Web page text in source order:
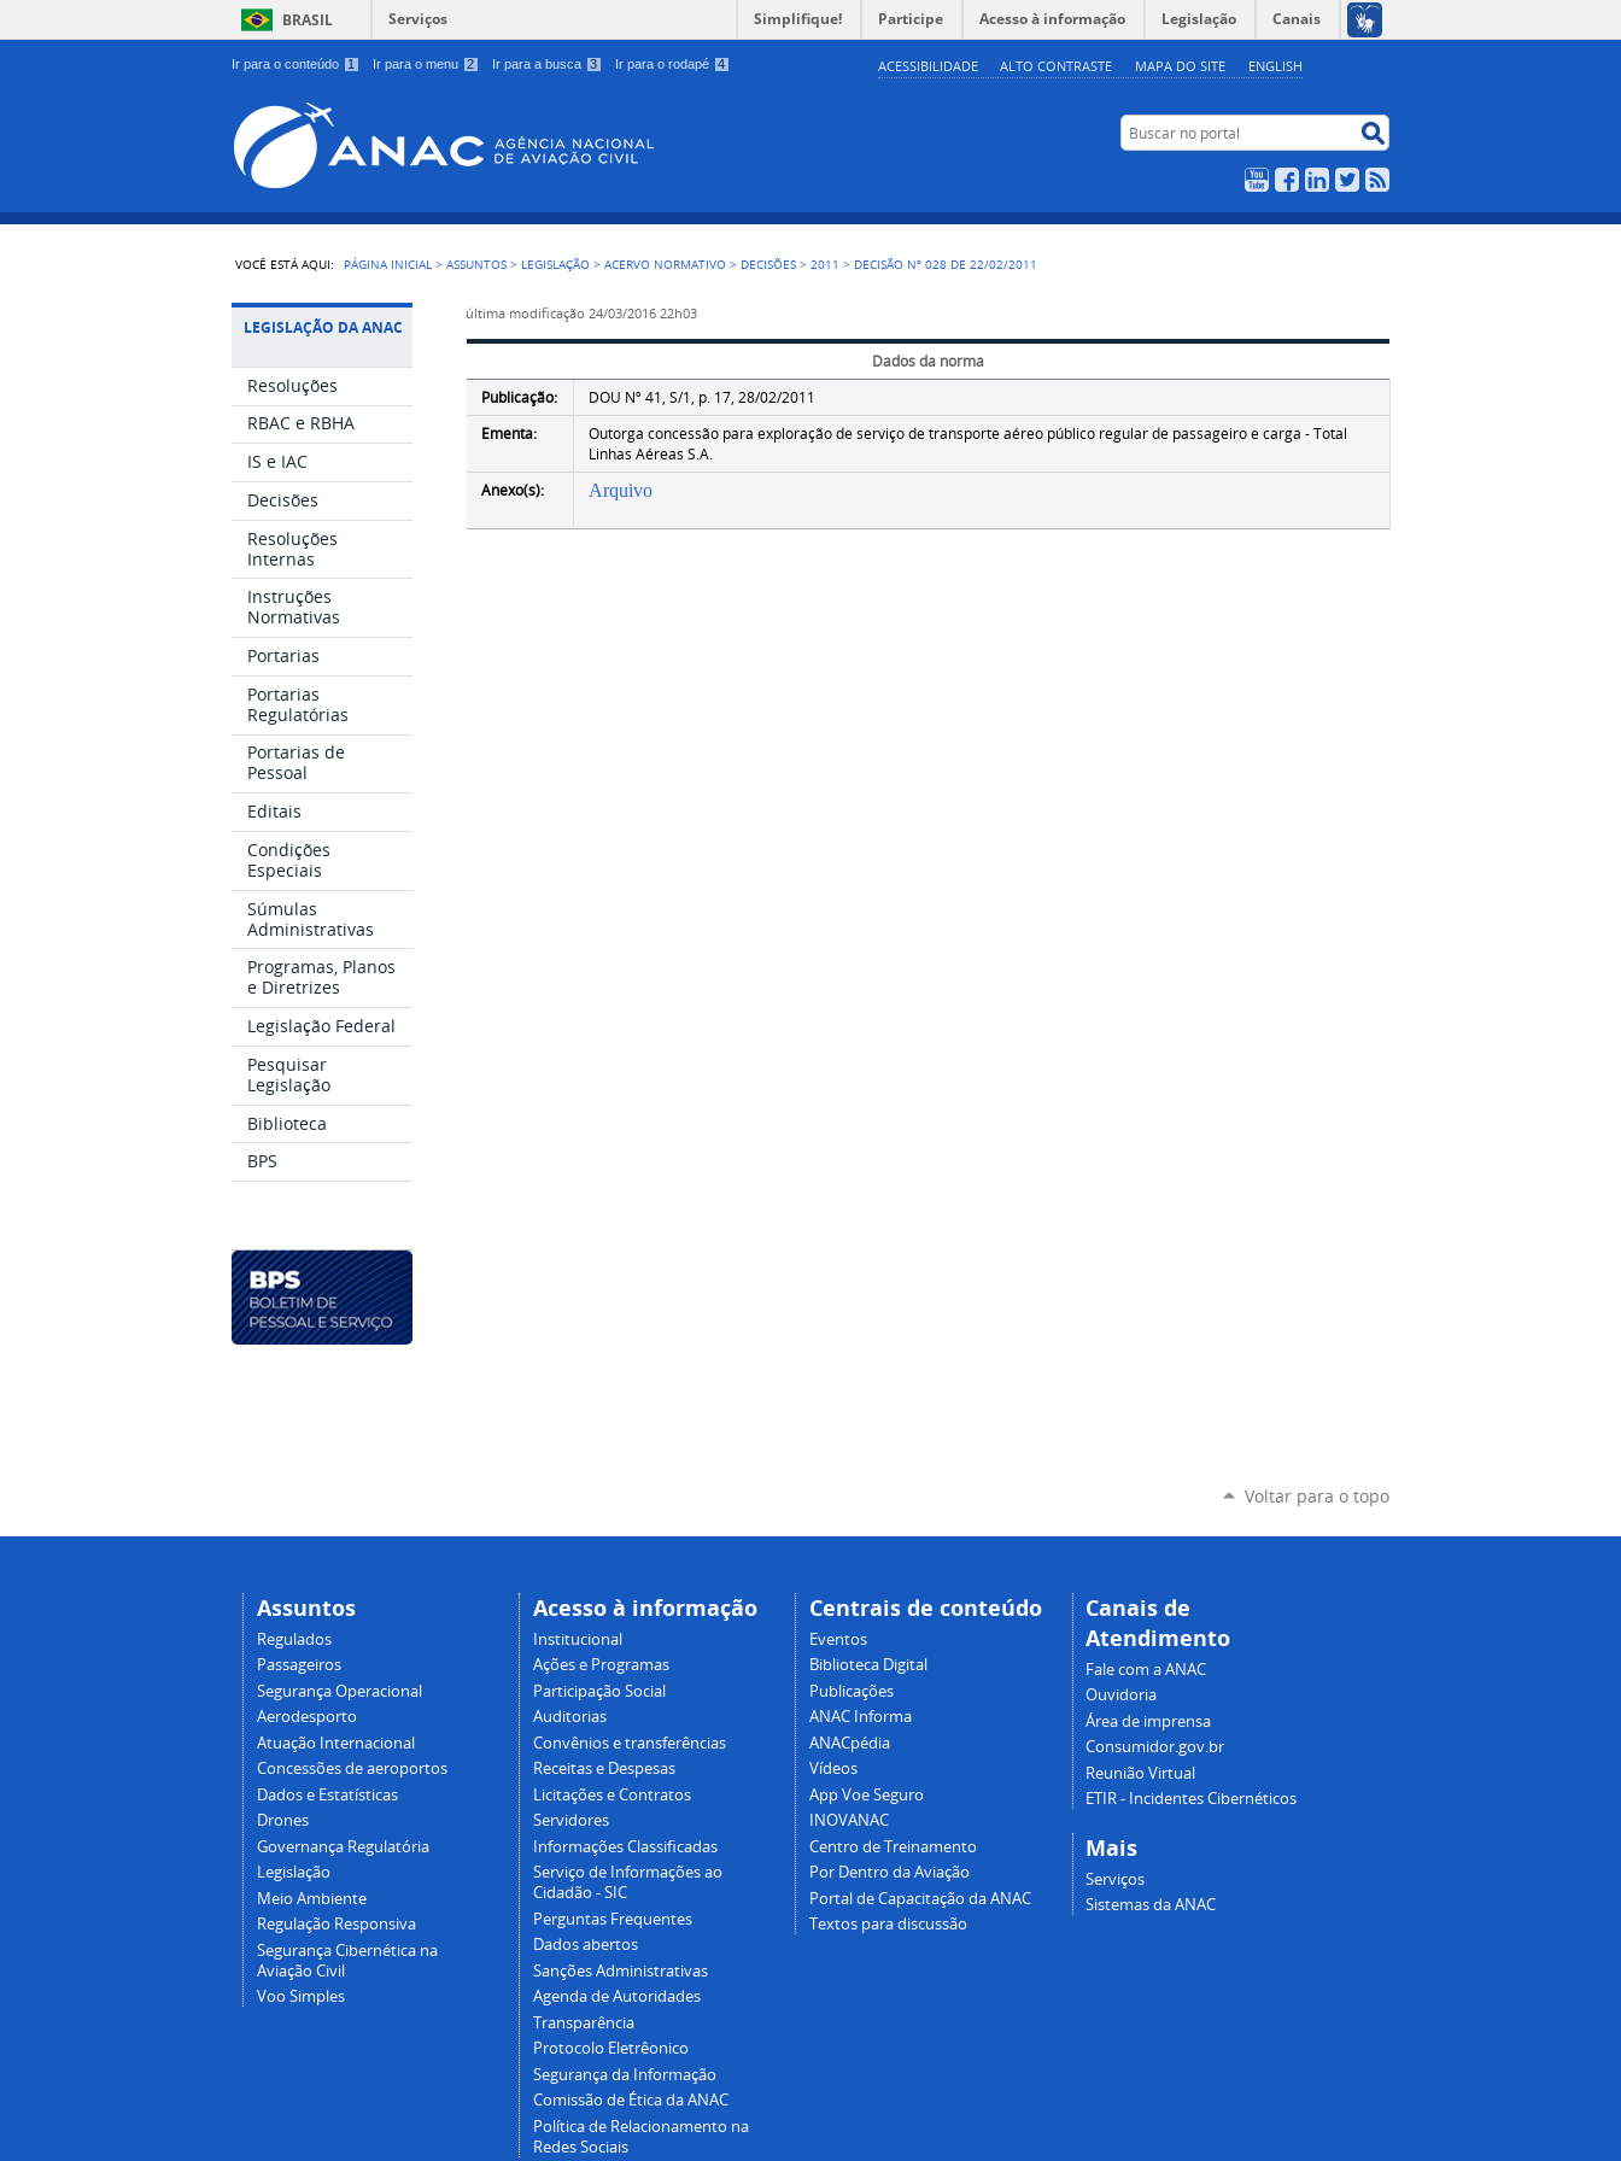
Ir para o conteúdo 1 Ir para o menu 2 Ir para a busca 3 Ir para o rodapé 4 ACESSIBILIDADE ALTO CONTRASTE MAPA DO SITE ENGLISH
BRASIL Serviços Simplifique! Participe Acesso à informação Legislação Canais
Buscar no portal
YouTubeFacebookLinkedIn
Twitter
VOCÊ ESTÁ AQUI: PÁGINA INICIAL >ASSUNTOS > LEGISLAÇÃO >ACERVO NORMATIVO > DECISÕES >2011 > DECISÃO Nº 028 DE 22/02/2011
LEGISLAÇÃO DA ANAC
Resoluções
RBAC e RBHA
IS e IAC
Decisões
Resoluções
Internas
Instruções
Normativas
Portarias
Portarias
Regulatórias
Portarias de
Pessoal
Editais
Condições
Especiais
Súmulas
Administrativas
Programas, Planos
e Diretrizes
Legislação Federal
Pesquisar
Legislação
Biblioteca
BPS
última modificação 24/03/2016 22h03
Dados da norma
Publicação:
DOU Nº 41, S/1, p. 17, 28/02/2011
Ementa:
Outorga concessão para exploração de serviço de transporte aéreo público regular de passageiro e carga - Total
Linhas Aéreas S.A.
Anexo(s):
Arquivo
Voltar para o topo
Assuntos
Regulados
Passageiros
Segurança Operacional
Aerodesporto
Atuação Internacional
Concessões de aeroportos
Dados e Estatísticas
Drones
Governança Regulatória
Legislação
Meio Ambiente
Regulação Responsiva
Segurança Cibernética na
Aviação Civil
Voo Simples
Acesso à informação
Institucional
Ações e Programas
Participação Social
Auditorias
Convênios e transferências
Receitas e Despesas
Licitações e Contratos
Servidores
Informações Classificadas
Serviço de Informações ao
Cidadão - SIC
Perguntas Frequentes
Dados abertos
Sanções Administrativas
Agenda de Autoridades
Transparência
Protocolo Eletrêonico
Segurança da Informação
Comissão de Ética da ANAC
Política de Relacionamento na
Redes Sociais
Centrais de conteúdo
Eventos
Biblioteca Digital
Publicações
ANAC Informa
ANACpédia
Vídeos
App Voe Seguro
INOVANAC
Centro de Treinamento
Por Dentro da Aviação
Portal de Capacitação da ANAC
Textos para discussão
Canais de
Atendimento
Fale com a ANAC
Ouvidoria
Área de imprensa
Consumidor.gov.br
Reunião Virtual
ETIR - Incidentes Cibernéticos
Mais
Serviços
Sistemas da ANAC